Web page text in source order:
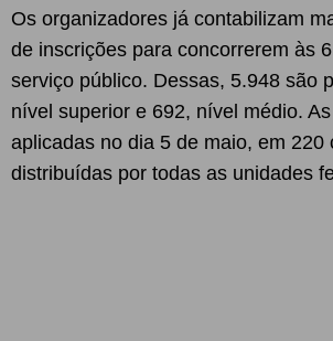
Os organizadores já contabilizam
de inscrições para concorrerem às
serviço público. Dessas, 5.948 são
nível superior e 692, nível médio.
aplicadas no dia 5 de maio, em 220
distribuídas por todas as unidades